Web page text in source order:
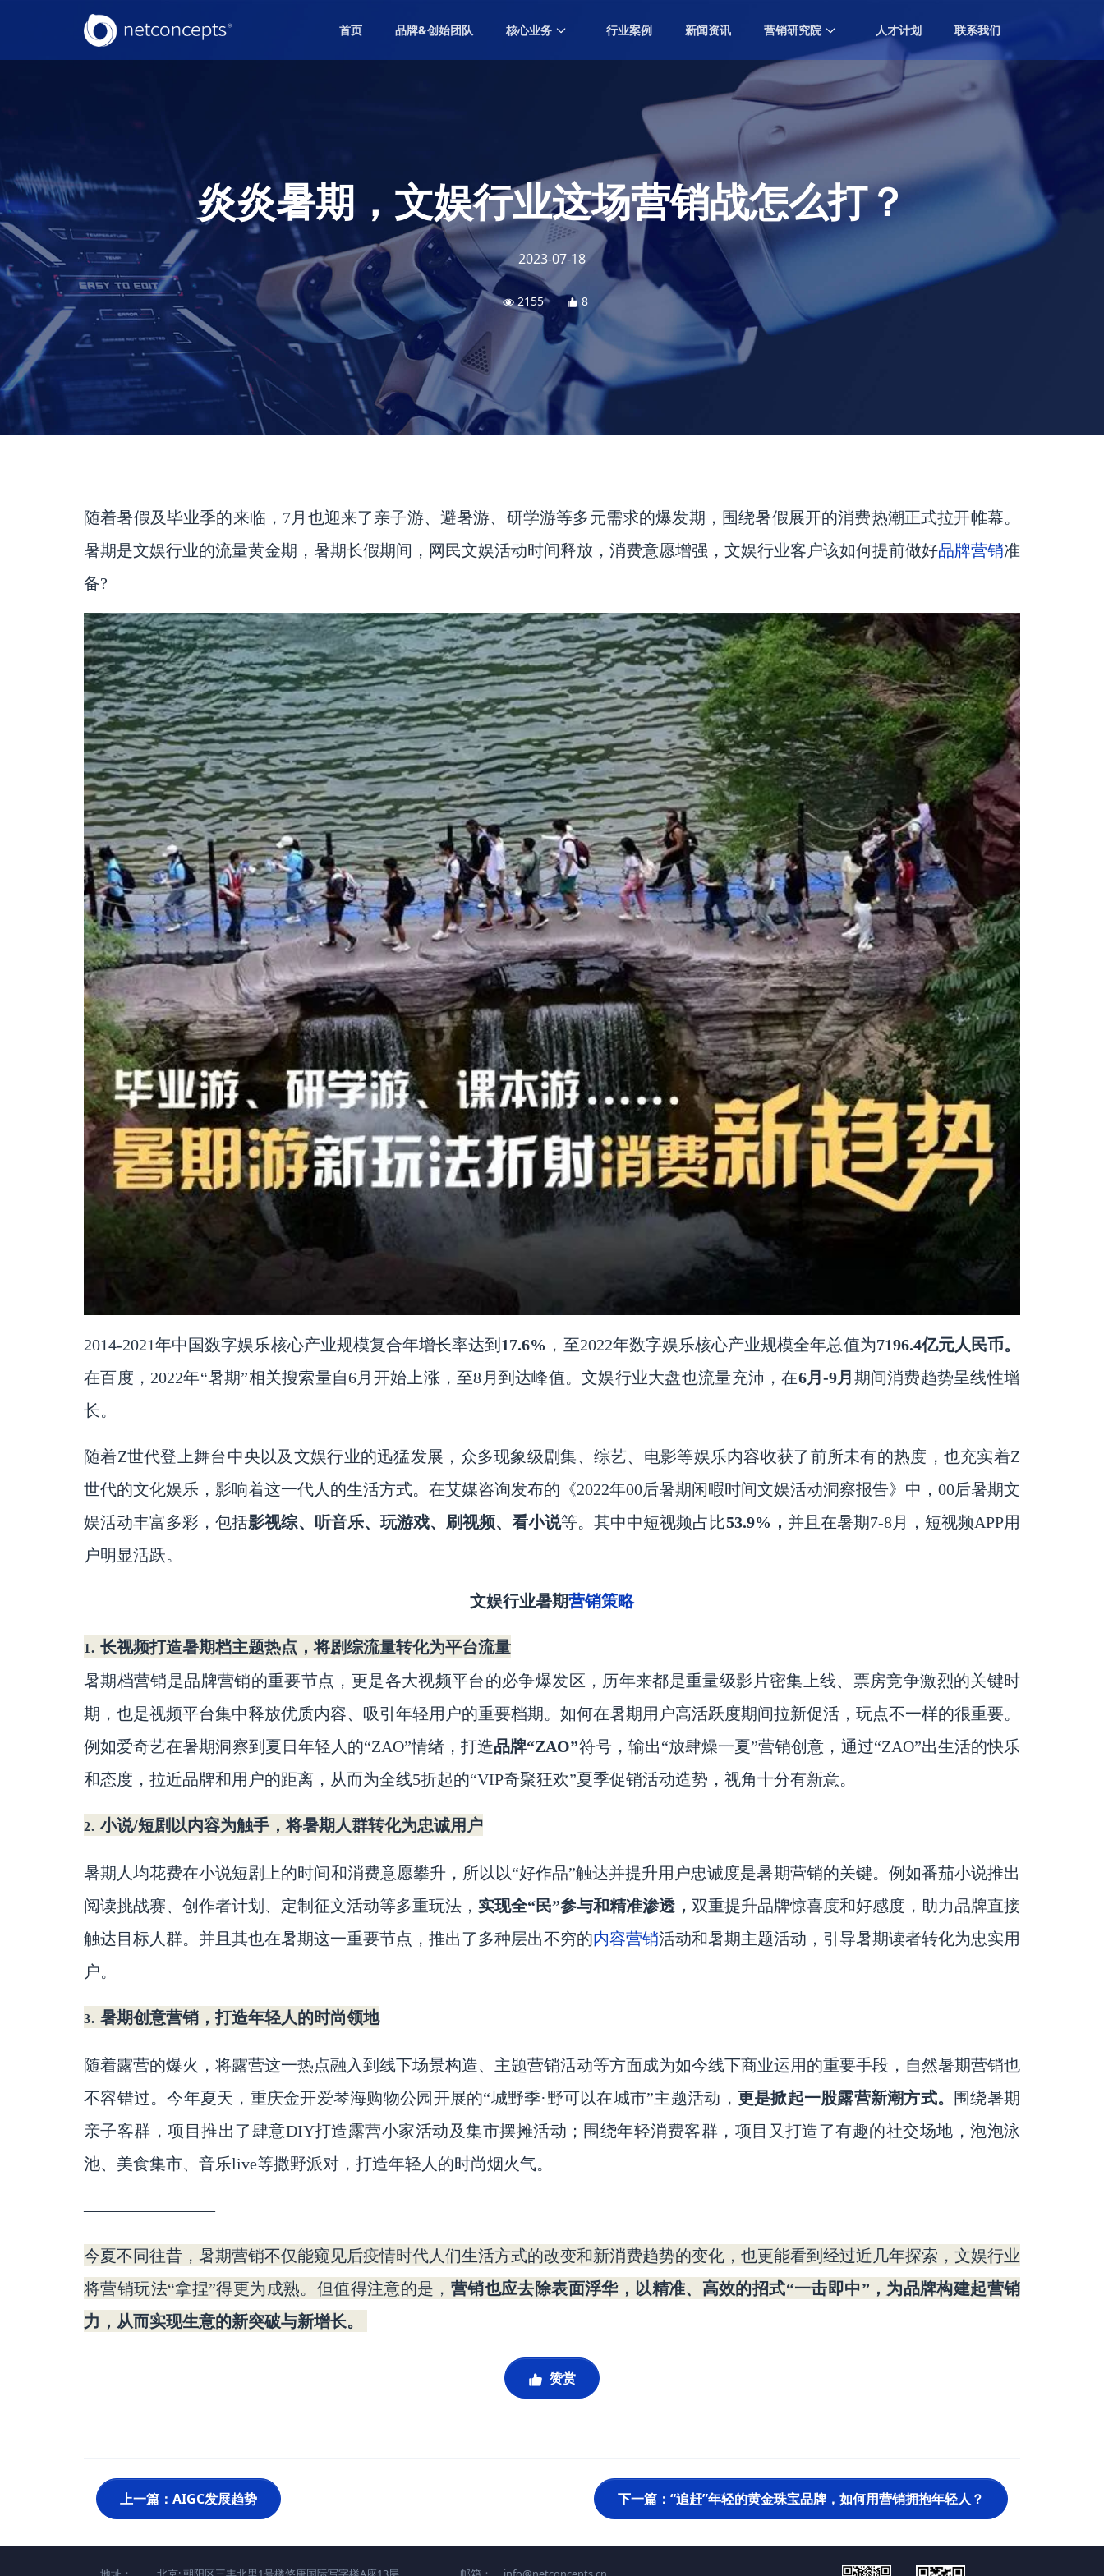
首页 品牌&创始团队 核心业务
Performance Marketing
数字广告
Digital Advertising
Creative Design
社交营销
Social Marketing
海外营销
Overseas Marketing
智能营销
品牌公关
行业案例 新闻资讯 营销研究院
中国营销排行榜大会
Marketing Ranking Award
专业知识分享
Professional Knowledge Sharing
人才计划 联系我们
炎炎暑期，文娱行业这场营销战怎么打？
2023-07-18
2155 8
随着暑假及毕业季的来临， 7月也迎来了亲子游、避暑游、研学游等多元需求的爆发期，围绕暑假展开的消费热潮正式拉开帷幕。
暑期是文娱行业的流量黄金期，暑期长假期间，网民文娱活动时间释放，消费意愿增强，文娱行业客户该如何提前做好品牌营销准
备?
2014-2021年中国数字娱乐核心产业规模复合年增长率达到 17.6% ，至2022年数字娱乐核心产业规模全年总值为7196.4亿元人民币。
在百度， 2022年“暑期”相关搜索量自6月开始上涨，至8月到达峰值。文娱行业大盘也流量充沛，在6月-9月 期间消费趋势呈线性增
长。
随着Z世代登上舞台中央以及文娱行业的迅猛发展，众多现象级剧集、综艺、电影等娱乐内容收获了前所未有的热度，也充实着Z
世代的文化娱乐，影响着这一代人的生活方式。在艾媒咨询发布的《2022年00后暑期闲暇时间文娱活动洞察报告》中，00后暑期文
娱活动丰富多彩，包括影视综、听音乐、玩游戏、刷视频、看小说等。其中中短视频占比53.9%， 并且在暑期7-8月，短视频APP用
户明显活跃。
文娱行业暑期营销策略
1. 长视频打造暑期档主题热点，将剧综流量转化为平台流量
暑期档营销是品牌营销的重要节点，更是各大视频平台的必争爆发区，历年来都是重量级影片密集上线、票房竞争激烈的关键时
期，也是视频平台集中释放优质内容、吸引年轻用户的重要档期。如何在暑期用户高活跃度期间拉新促活，玩点不一样的很重要。
例如爱奇艺在暑期洞察到夏日年轻人的“ZAO”情绪，打造品牌“ZAO”符号，输出“放肆燥一夏”营销创意，通过“ZAO”出生活的快乐
和态度，拉近品牌和用户的距离，从而为全线5折起的“VIP奇聚狂欢”夏季促销活动造势，视角十分有新意。
2. 小说/短剧以内容为触手，将暑期人群转化为忠诚用户
暑期人均花费在小说短剧上的时间和消费意愿攀升，所以以“好作品”触达并提升用户忠诚度是暑期营销的关键。例如番茄小说推出
阅读挑战赛、创作者计划、定制征文活动等多重玩法， 实现全“民”参与和精准渗透， 双重提升品牌惊喜度和好感度，助力品牌直接
触达目标人群。并且其也在暑期这一重要节点，推出了多种层出不穷的内容营销活动和暑期主题活动，引导暑期读者转化为忠实用
户。
3. 暑期创意营销，打造年轻人的时尚领地
随着露营的爆火，将露营这一热点融入到线下场景构造、主题营销活动等方面成为如今线下商业运用的重要手段，自然暑期营销也
不容错过。今年夏天，重庆金开爱琴海购物公园开展的“城野季·野可以在城市”主题活动， 更是掀起一股露营新潮方式。
围绕暑期
亲子客群，项目推出了肆意DIY打造露营小家活动及集市摆摊活动；围绕年轻消费客群，项目又打造了有趣的社交场地，泡泡泳
池、美食集市、音乐live等撒野派对，打造年轻人的时尚烟火气。
————————
今夏不同往昔，暑期营销不仅能窥见后疫情时代人们生活方式的改变和新消费趋势的变化，也更能看到经过近几年探索，文娱行业
将营销玩法“拿捏”得更为成熟。但值得注意的是， 营销也应去除表面浮华，以精准、高效的招式“一击即中”，为品牌构建起营销
力，从而实现生意的新突破与新增长。
赞赏
上一篇：AIGC发展趋势 下一篇：“追赶”年轻的黄金珠宝品牌，如何用营销拥抱年轻人？